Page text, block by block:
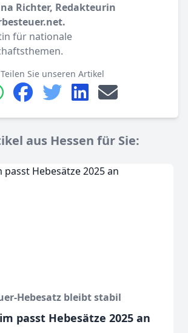
Richter, Redakteurin
für nationale
Teilen Sie unseren Artikel
aus Hessen für Sie:
Hebesatz bleibt stabil
passt Hebesätze 2025 an